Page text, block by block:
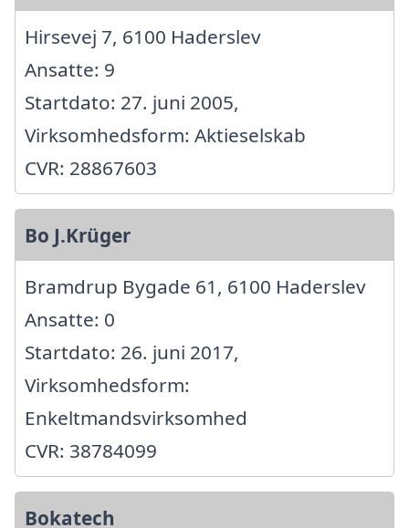
Hirsevej 7, 6100 Haderslev
Ansatte: 9
Startdato: 27. juni 2005,
Virksomhedsform: Aktieselskab
CVR: 28867603
Bo J.Krüger
Bramdrup Bygade 61, 6100 Haderslev
Ansatte: 0
Startdato: 26. juni 2017,
Virksomhedsform:
Enkeltmandsvirksomhed
CVR: 38784099
Bokatech